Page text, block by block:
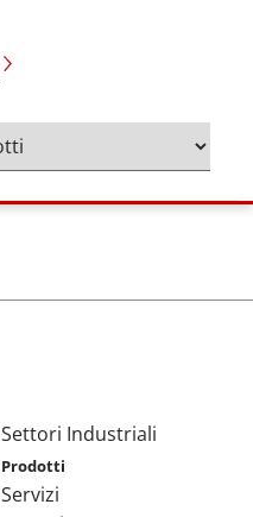
Main navigation
Settori Industriali
Prodotti
Servizi